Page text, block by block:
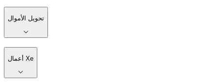
تحويل الأموال
أعمال Xe